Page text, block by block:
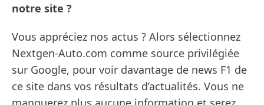
notre site ?
Vous appréciez nos actus ? Alors sélectionnez
Nextgen-Auto.com comme source privilégiée
sur Google, pour voir davantage de news F1 de
ce site dans vos résultats d’actualités. Vous ne